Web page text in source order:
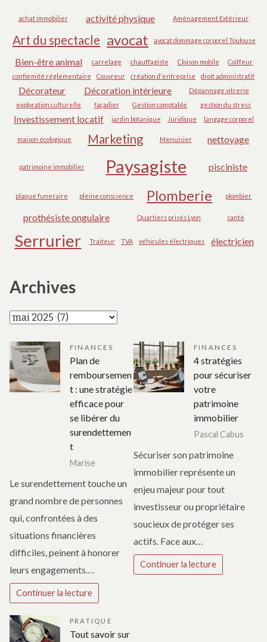
achat immobilier activité physique Aménagement Extérieur
Art du spectacle avocat avocat dommage corporel Toulouse
Bien-être animal carrelage chauffagiste Cloison mobile
Coiffeur
conformité réglementaire
Couvreur création d'entreprise droit administratif
Décorateur Décoration intérieure
Dépannage vitrerie
exploration culturelle
façadier Gestion comptable gestion du stress
Investissement locatif jardin botanique Juridique langage corporel
maison écologique Marketing Menuisier nettoyage
patrimoine immobilier Paysagiste pisciniste
plaque funeraire pleine conscience Plomberie plombier
prothésiste ongulaire Quartiers prisés Lyon santé
Serrurier Traiteur TVA véhicules électriques électricien
Archives
Archives
FINANCES
Plan de
remboursemen
t : une stratégie
efficace pour
se libérer du
surendettemen
t
Marise
Le surendettement touche un
grand nombre de personnes
qui, confrontées à des
situations financières
difficiles, peinent à honorer
leurs engagements.…
Continuer la lecture
FINANCES
4 stratégies
pour sécuriser
votre
patrimoine
immobilier
Pascal Cabus
Sécuriser son patrimoine
immobilier représente un
enjeu majeur pour tout
investisseur ou propriétaire
soucieux de protéger ses
actifs. Face aux…
Continuer la lecture
PRATIQUE
Tout savoir sur